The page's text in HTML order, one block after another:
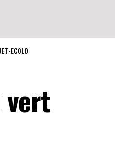
ECOLO
vert